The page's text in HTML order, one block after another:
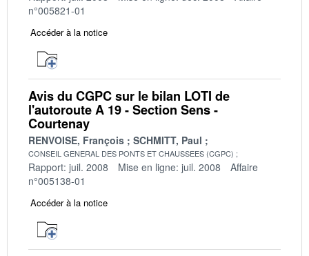
n°005821-01
Accéder à la notice
Avis du CGPC sur le bilan LOTI de
l'autoroute A 19 - Section Sens -
Courtenay
RENVOISE, François SCHMITT, Paul
CONSEIL GENERAL DES PONTS ET CHAUSSEES (CGPC)
Rapport: juil. 2008 Mise en ligne: juil. 2008
Affaire
n°005138-01
Accéder à la notice